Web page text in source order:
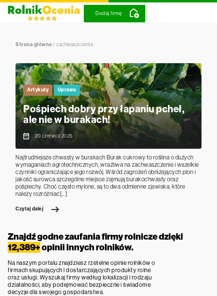
Dodaj firmę
Strona główna / zachwaszczenie
Artykuły Uprawa
Pośpiech dobry przy łapaniu pcheł,
ale nie w burakach!
20 czerwca 2025
Najtrudniejsze chwasty w burakach Burak cukrowy to roślina o dużych
wymaganiach agrotechnicznych, wrażliwa na zachwaszczenie i wszelkie
czynniki ograniczające jego rozwój. Wśród zagrożeń obniżających plon i
jakość surowca szczególne miejsce zajmują burakochwasty oraz
pośpiechy. Choć często mylone, są to dwa odmienne zjawiska, które
należy rozróżniać[…]
Czytaj dalej
Znajdź godne zaufania firmy rolnicze dzięki
12,389+opinii innych rolników.
Na naszym portalu znajdziesz rzetelne opinie rolników o
firmach skupujących i dostarczających produkty rolne
oraz usługi. Wyszukaj firmy według lokalizacji i rodzaju
działalności, aby podejmować bezpieczne i świadome
decyzje dla swojego gospodarstwa.